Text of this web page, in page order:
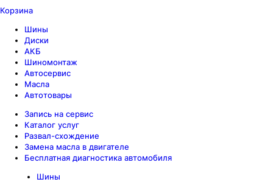
Корзина
Шины
Диски
АКБ
Шиномонтаж
Автосервис
Масла
Автотовары
Запись на сервис
Каталог услуг
Развал-схождение
Замена масла в двигателе
Бесплатная диагностика автомобиля
Шины